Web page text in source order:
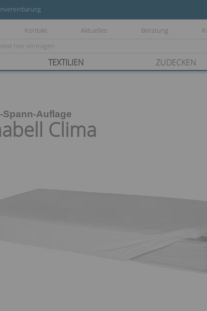
Kontakt Aktuelles Beratung
TEXTILIEN ZUDECKEN
Spann-Auflage
Clima